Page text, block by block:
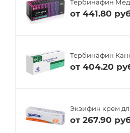
Тербинафин
от 441.80
Тербинафин
от 404.20
Экзифин крем
от 267.90